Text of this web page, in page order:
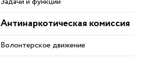
Антинаркотическая комиссия
Волонтерское движение